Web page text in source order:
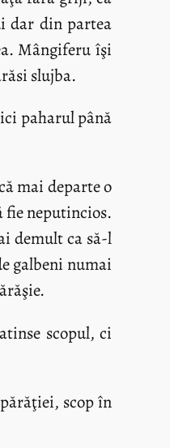
dar din partea
Mângiferu îşi
slujba.
paharul până
mai departe o
fie neputincios.
demult ca să-l
galbeni numai
scopul, ci
scop în